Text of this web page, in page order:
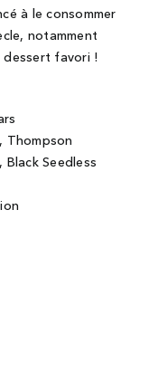
à le consommer
notamment
dessert favori !
Thompson
Black Seedless